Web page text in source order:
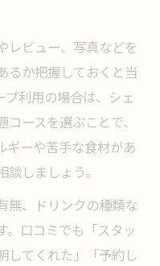
レビュー、写真などを
るか把握しておくと当
プ利用の場合は、シェ
ースを選ぶことで、
ギーや苦手な食材があ
しましょう。
無、ドリンクの種類な
。口コミでも「スタッ
してくれた」「予約し